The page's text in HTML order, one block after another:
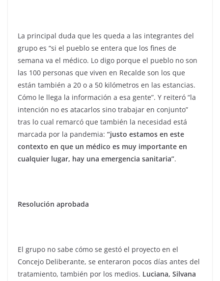
La principal duda que les queda a las integrantes del
grupo es “si el pueblo se entera que los fines de
semana va el médico. Lo digo porque el pueblo no son
las 100 personas que viven en Recalde son los que
están también a 20 o a 50 kilómetros en las estancias.
Cómo le llega la información a esa gente”. Y reiteró “la
intención no es atacarlos sino trabajar en conjunto”
tras lo cual remarcó que también la necesidad está
marcada por la pandemia: “justo estamos en este
contexto en que un médico es muy importante en
cualquier lugar, hay una emergencia sanitaria”.
Resolución aprobada
El grupo no sabe cómo se gestó el proyecto en el
Concejo Deliberante, se enteraron pocos días antes del
tratamiento, también por los medios. Luciana, Silvana